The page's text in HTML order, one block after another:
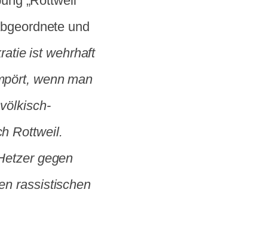
und
ist wehrhaft
wenn man
Rottweil.
gegen
rassistischen